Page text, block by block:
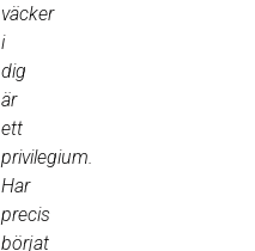
väcker
i
dig
är
ett
privilegium.
Har
precis
börjat